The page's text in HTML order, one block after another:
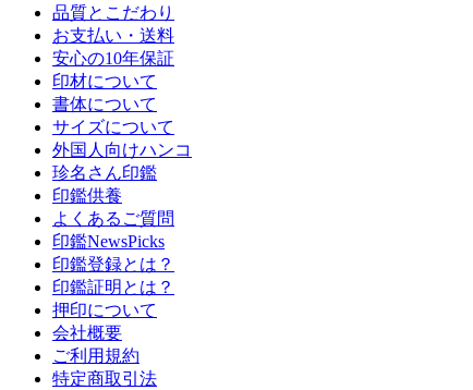
品質とこだわり
お支払い・送料
安心の10年保証
印材について
書体について
サイズについて
外国人向けハンコ
珍名さん印鑑
印鑑供養
よくあるご質問
印鑑NewsPicks
印鑑登録とは？
印鑑証明とは？
押印について
会社概要
ご利用規約
特定商取引法